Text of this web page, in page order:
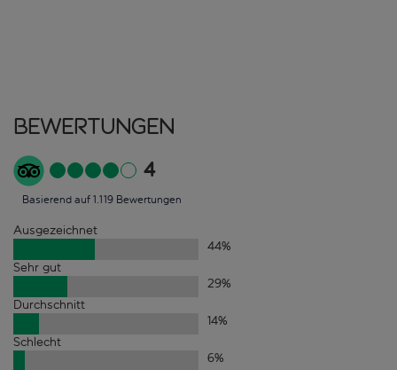
Bewertungen
4
Basierend auf 1.119 Bewertungen
Ausgezeichnet
44%
Sehr gut
29%
Durchschnitt
14%
Schlecht
6%